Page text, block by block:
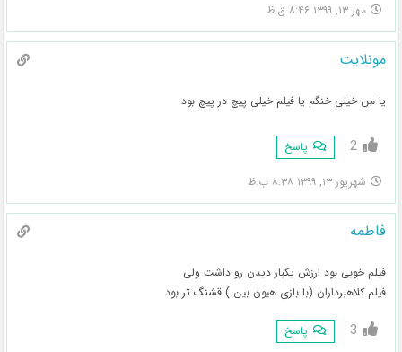
مهر ۱۳, ۱۳۹۹ ۸:۴۶ ق.ظ
مونلایت
یا من خیلی خنگم یا فیلم خیلی پیچ در پیچ بود
2 پاسخ
شهریور ۱۳, ۱۳۹۹ ۸:۳۸ ب.ظ
فاطمه
فیلم خوبی بود ارزش یکبار دیدن رو داشت ولی
فیلم کلاهبرداران (با بازی هیون بین ) قشنگ تر بود
3 پاسخ